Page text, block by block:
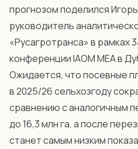
прогнозом поделился
руководитель
«Русагротранса» в рамках
конференции IAOM MEA в
Ожидается, что посевные
в 2025/26 сельхозгоду
сравнению с аналогичным
до 16,3 млн га, а после
станет самым низким